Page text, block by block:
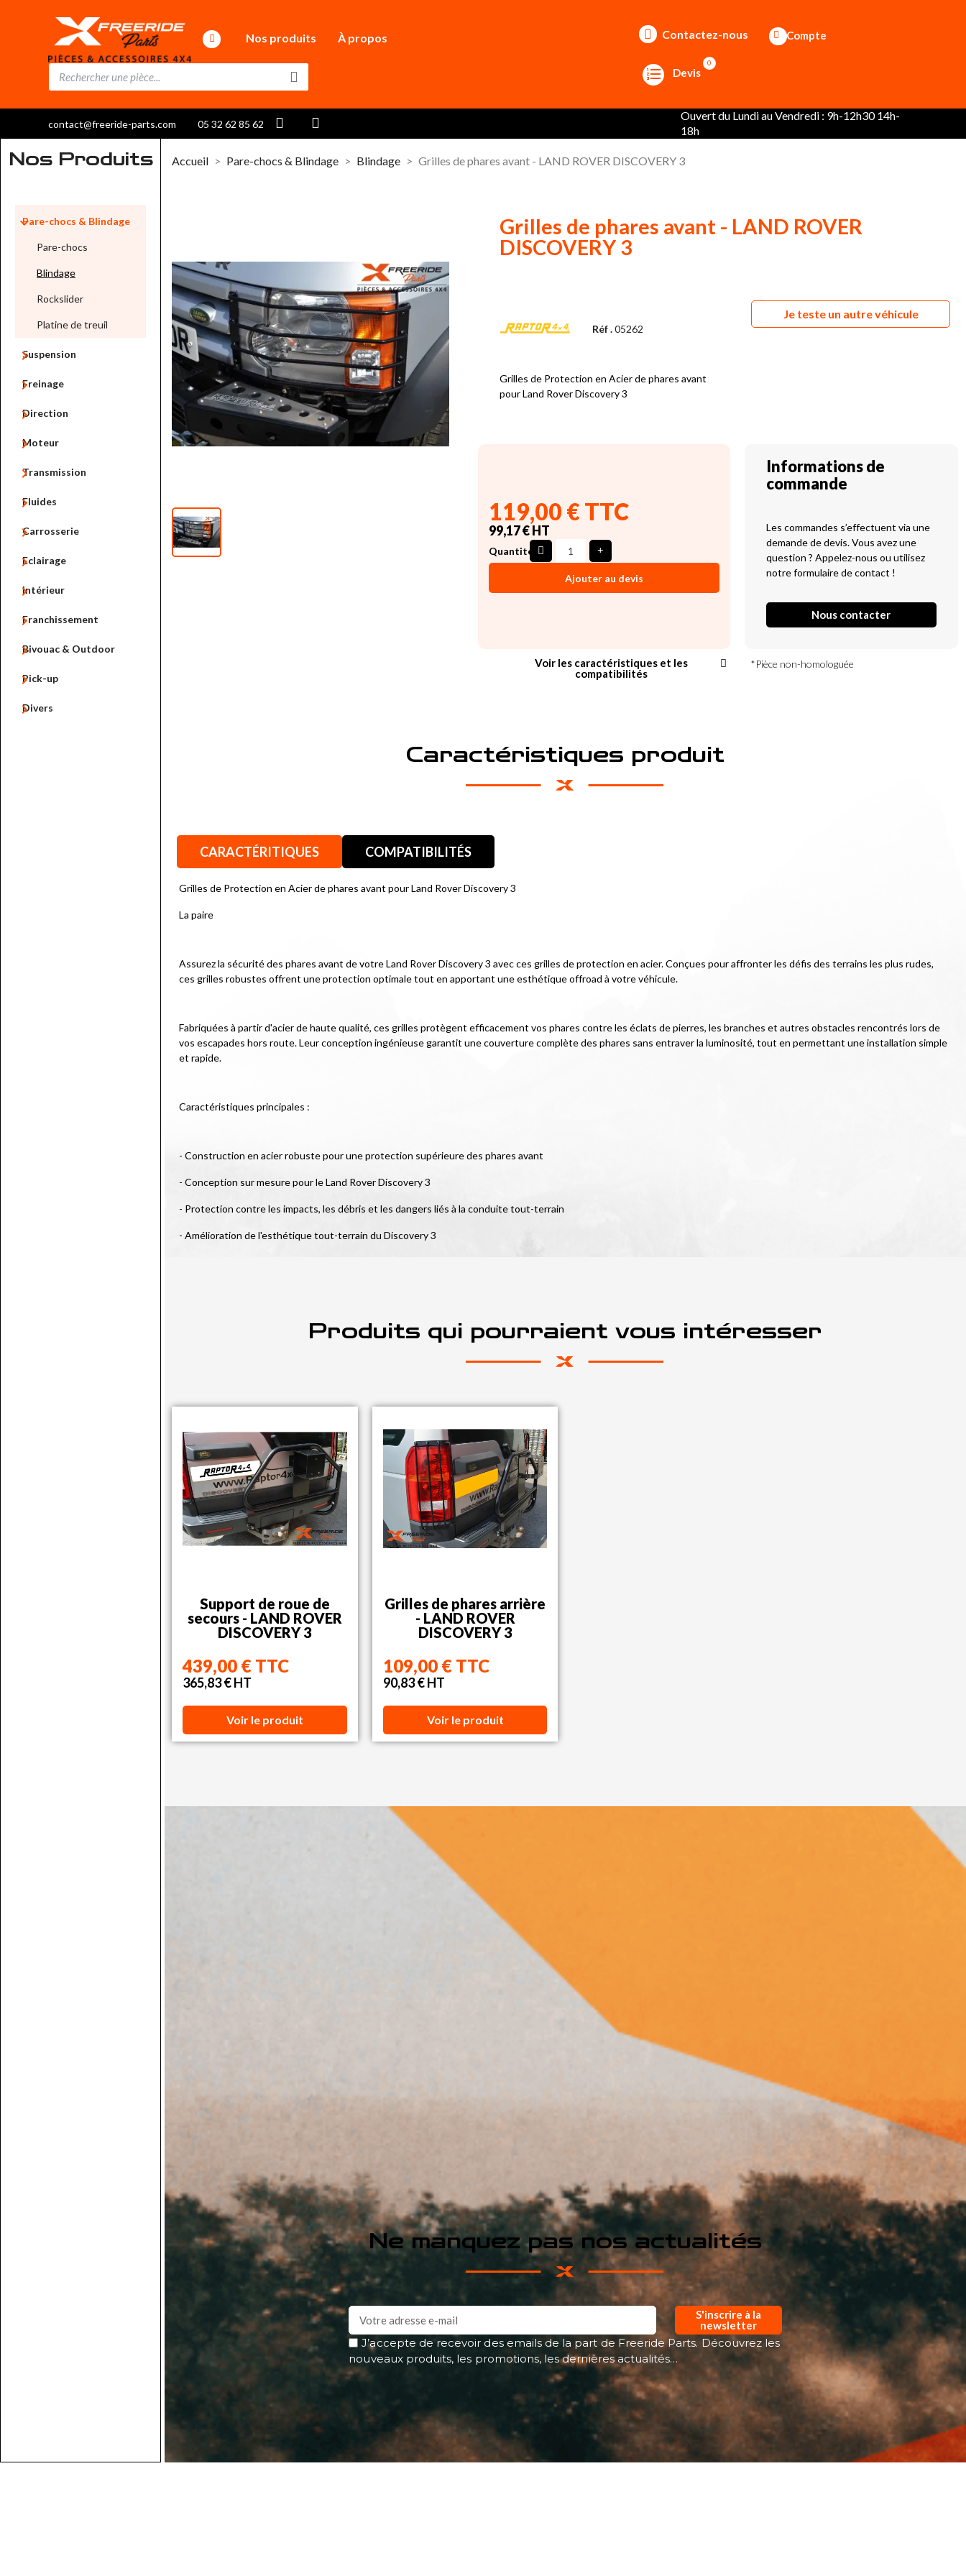
Nos produits À propos Contactez-nous Compte
Devis
0
contact@freeride-parts.com 05 32 62 85 62
Ouvert du Lundi au Vendredi : 9h-12h30 14h-
18h
Accueil Pare-chocs & Blindage Blindage Grilles de phares avant - LAND ROVER DISCOVERY 3
Nos Produits
Pare-chocs & Blindage

Pare-chocs
Blindage
Rockslider
Platine de treuil
Suspension

Freinage

Direction

Moteur

Transmission

Fluides

Carrosserie

Eclairage

Intérieur

Franchissement

Bivouac & Outdoor

Pick-up

Divers

Grilles de phares avant - LAND ROVER
DISCOVERY 3
Réf .05262
Grilles de Protection en Acier de phares avant
pour Land Rover Discovery 3
Je teste un autre véhicule
119,00 € TTC
99,17 € HT
Quantité
Ajouter au devis
Informations de
commande
Les commandes s’effectuent via une
demande de devis. Vous avez une
question ? Appelez-nous ou utilisez
notre formulaire de contact !
Nous contacter
Voir les caractéristiques et les
compatibilités
*Pièce non-homologuée
Caractéristiques produit
CARACTÉRITIQUES COMPATIBILITÉS
Grilles de Protection en Acier de phares avant pour Land Rover Discovery 3
La paire
Assurez la sécurité des phares avant de votre Land Rover Discovery 3 avec ces grilles de protection en acier. Conçues pour affronter les défis des terrains les plus rudes,
ces grilles robustes offrent une protection optimale tout en apportant une esthétique offroad à votre véhicule.
Fabriquées à partir d'acier de haute qualité, ces grilles protègent efficacement vos phares contre les éclats de pierres, les branches et autres obstacles rencontrés lors de
vos escapades hors route. Leur conception ingénieuse garantit une couverture complète des phares sans entraver la luminosité, tout en permettant une installation simple
et rapide.
Caractéristiques principales :
- Construction en acier robuste pour une protection supérieure des phares avant
- Conception sur mesure pour le Land Rover Discovery 3
- Protection contre les impacts, les débris et les dangers liés à la conduite tout-terrain
- Amélioration de l'esthétique tout-terrain du Discovery 3
Produits qui pourraient vous intéresser
Support de roue de
secours - LAND ROVER
DISCOVERY 3
439,00 € TTC
365,83 € HT
Voir le produit
Grilles de phares arrière
- LAND ROVER
DISCOVERY 3
109,00 € TTC
90,83 € HT
Voir le produit
Ne manquez pas nos actualités
S'inscrire à la
newsletter
J’accepte de recevoir des emails de la part de Freeride Parts. Découvrez les
nouveaux produits, les promotions, les dernières actualités…